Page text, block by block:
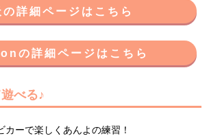
の詳細ページはこちら
の詳細ページはこちら
べる♪
カーで楽しくあんよの練習！